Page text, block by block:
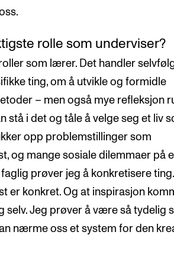
rolle som underviser?
som lærer. Det handler
ting, om å utvikle og formidle
– men også mye refleksjon
stå i det og tåle å velge seg et liv
opp problemstillinger som
og mange sosiale dilemmaer på
prøver jeg å konkretisere
er konkret. Og at inspirasjon
selv. Jeg prøver å være så tydelig
nærme oss et system for den